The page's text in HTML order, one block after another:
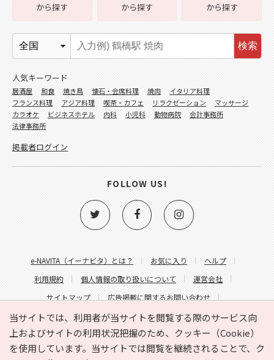
当サイトでは、利用者が当サイトを閲覧する際のサービス向
上およびサイトの利用状況把握のため、クッキー（Cookie）
を使用しています。当サイトでは閲覧を継続されることで、ク
e-NAVITA（イーナビタ）とは？ お気に入り
ヘルプ
利用規約
個人情報の取り扱いについて
運営会社
サイトマップ
広告掲載に関するお問い合わせ
サイトの内容に関するお問い合わせ
から探す
から探す
から探す
検索
人気キーワード
居酒屋 和食 焼き鳥 懐石・会席料理 焼肉
イタリア料理
フランス料理
アジア料理 喫茶・カフェ リラクゼーション
マッサージ
カラオケ
ビジネスホテル 内科 小児科 動物病院
会計事務所
法律事務所
掲載者ログイン
FOLLOW US!